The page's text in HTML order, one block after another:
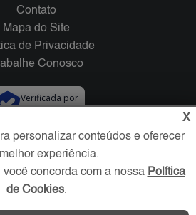
Contato
Mapa do Site
de Privacidade
Conosco
Verificada por
Redes Sociais
X
personalizar conteúdos e oferecer
experiência.
concorda com a nossa Política
de Cookies.